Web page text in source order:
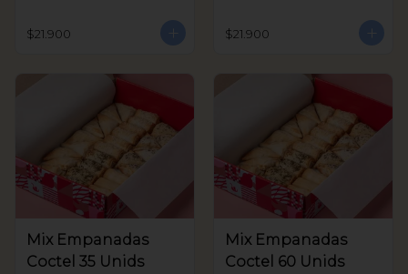
$21.900 $21.900
Mix Empanadas
Coctel 35 Unids
Mix Empanadas
Coctel 60 Unids